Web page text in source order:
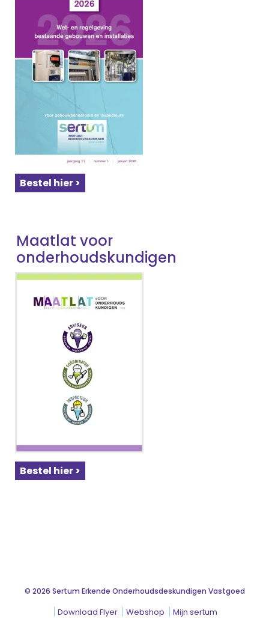
Bestel hier >
Maatlat voor
onderhoudskundigen
Bestel hier >
© 2026 Sertum Erkende Onderhoudsdeskundigen Vastgoed
Download Flyer Webshop Mijn sertum